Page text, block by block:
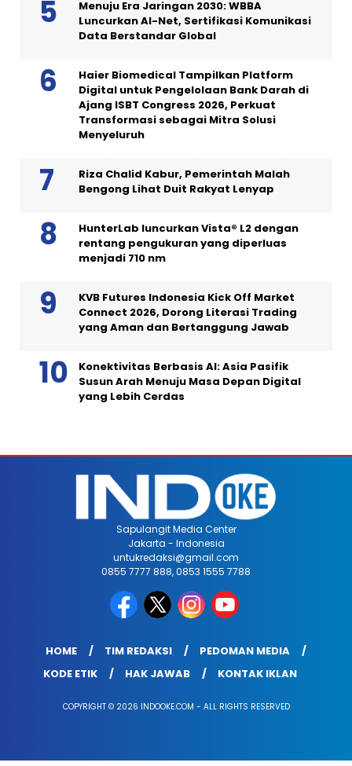
Menuju Era Jaringan 2030: WBBA
Luncurkan AI-Net, Sertifikasi Komunikasi
Data Berstandar Global
Haier Biomedical Tampilkan Platform
Digital untuk Pengelolaan Bank Darah di
Ajang ISBT Congress 2026, Perkuat
Transformasi sebagai Mitra Solusi
Menyeluruh
Riza Chalid Kabur, Pemerintah Malah
Bengong Lihat Duit Rakyat Lenyap
HunterLab luncurkan Vista® L2 dengan
rentang pengukuran yang diperluas
menjadi 710 nm
KVB Futures Indonesia Kick Off Market
Connect 2026, Dorong Literasi Trading
yang Aman dan Bertanggung Jawab
Konektivitas Berbasis AI: Asia Pasifik
Susun Arah Menuju Masa Depan Digital
yang Lebih Cerdas
Sapulangit Media Center
Jakarta - Indonesia
untukredaksi@gmail.com
0855 7777 888, 0853 1555 7788
HOME TIM REDAKSI
PEDOMAN MEDIA
KODE ETIK
HAK JAWAB KONTAK IKLAN
COPYRIGHT © 2026 INDOOKE.COM - ALL RIGHTS RESERVED